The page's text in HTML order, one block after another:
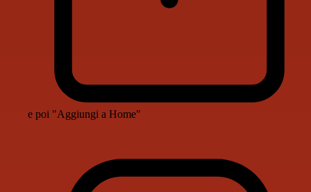
e poi "Aggiungi a Home"